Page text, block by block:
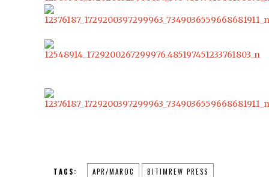
TAGS: APR/MAROC BITIMREW PRESS